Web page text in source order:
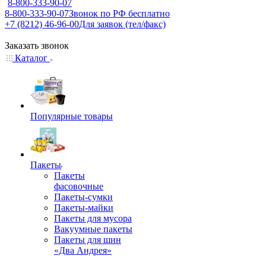
8-800-333-90-07
8-800-333-90-07Звонок по РФ бесплатно
+7 (8212) 46-96-00Для заявок (тел/факс)
Заказать звонок
Каталог
Популярные товары
Пакеты
Пакеты
фасовочные
Пакеты-сумки
Пакеты-майки
Пакеты для мусора
Вакуумные пакеты
Пакеты для шин
«Два Андрея»